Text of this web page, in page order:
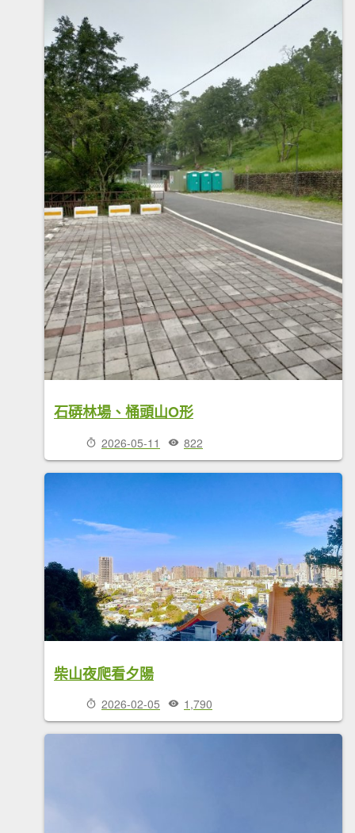
石硦林場、桶頭山O形
2026-05-11 822
柴山夜爬看夕陽
2026-02-05 1,790